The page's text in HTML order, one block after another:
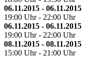
06.11.2015 - 06.11.2015
19:00 Uhr - 22:00 Uhr
06.11.2015 - 06.11.2015
19:00 Uhr - 22:00 Uhr
08.11.2015 - 08.11.2015
15:00 Uhr - 21:00 Uhr